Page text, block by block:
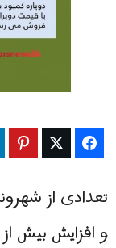
Facebook
Twitter
تعدادی از
و افزایش بیش